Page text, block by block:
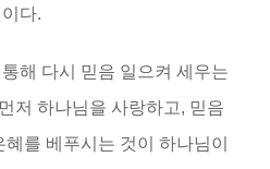
다.
해 다시 믿음 일으켜 세우는
저 하나님을 사랑하고, 믿음
를 베푸시는 것이 하나님이